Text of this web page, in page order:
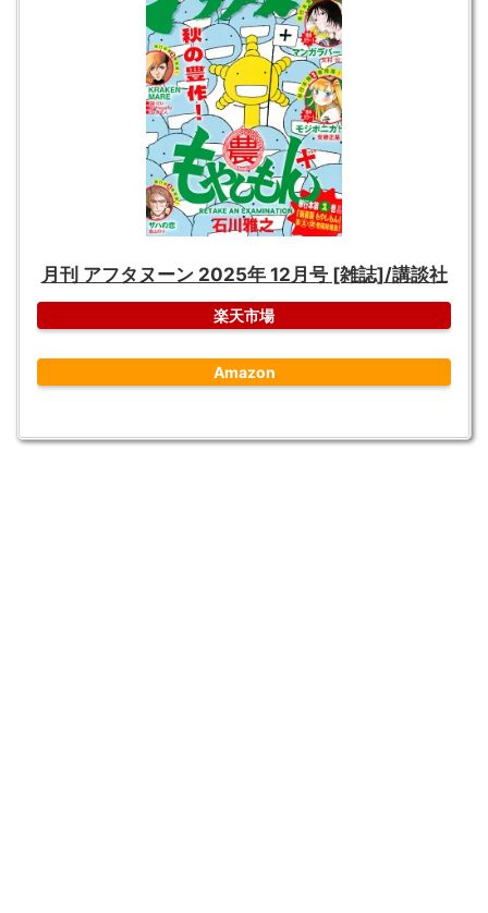
月刊 アフタヌーン 2025年 12月号 [雑誌]/講談社
楽天市場
Amazon